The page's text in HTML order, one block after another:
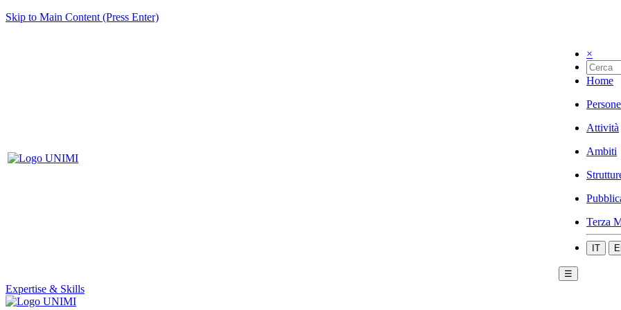
Skip to Main Content (Press Enter)
×
Home
Persone
Attività
Ambiti
Terza
IT
☰
Expertise & Skills